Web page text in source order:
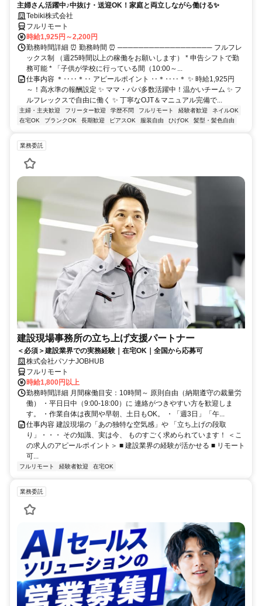
主婦さん活躍中♪中抜け・送迎OK！家庭と両立しながら働ける✨
Tebiki株式会社
フルリモート
時給1,925円～2,200円
勤務時間詳細 ⏰ 勤務時間 ⏰ ────────────────── フルフレ
ックス制 （週25時間以上の稼働をお願いします） * 申告シフトで勤
務可能 * 「子供が学校に行っている間（10:00～...
仕事内容 ＊‥‥＊‥ アピールポイント ‥＊‥‥＊ ✨ 時給1,925円
～！高水準の報酬設定 ✨ ママ・パパ多数活躍中！温かいチーム ✨ フ
ルフレックスで自由に働く ✨ 丁寧なOJT＆マニュアル完備で...
主婦・主夫歓迎 フリーター歓迎 学歴不問 フルリモート 経験者歓迎
ネイルOK
在宅OK
ブランクOK 長期歓迎 ピアスOK 服装自由 ひげOK 髪型・髪色自由
業務委託
建設現場事務所の立ち上げ支援パートナー
＜必須＞建設業界での実務経験｜在宅OK｜全国から応募可
株式会社パソナJOBHUB
フルリモート
時給1,800円以上
勤務時間詳細 月間稼働目安：10時間～ 原則自由（納期遵守の裁量労
働） ・平日日中（9:00-18:00）に 連絡がつきやすい方を歓迎しま
す。 ・作業自体は夜間や早朝、土日もOK。 ・「週3日」「午...
仕事内容 建設現場の「あの独特な空気感」や 「立ち上げの段取
り」・・・ その知識、実は今、 ものすごく求められています！ ＜こ
の求人のアピールポイント＞ ■ 建設業界の経験が活かせる ■ リモート
可...
フルリモート 経験者歓迎 在宅OK
業務委託